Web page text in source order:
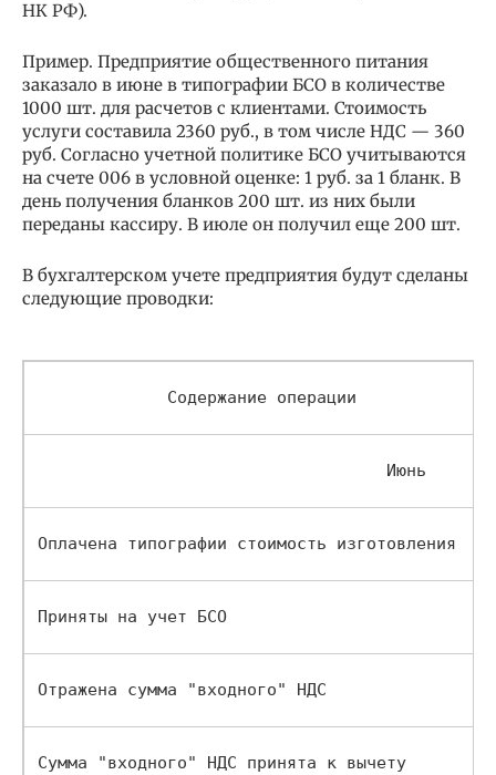
НК РФ).
Пример. Предприятие общественного питания
заказало в июне в типографии БСО в количестве
1000 шт. для расчетов с клиентами. Стоимость
услуги составила 2360 руб., в том числе НДС — 360
руб. Согласно учетной политике БСО учитываются
на счете 006 в условной оценке: 1 руб. за 1 бланк. В
день получения бланков 200 шт. из них были
переданы кассиру. В июле он получил еще 200 шт.
В бухгалтерском учете предприятия будут сделаны
следующие проводки:
             Содержание операции
Оплачена типографии
Приняты на учет БСО
Отражена сумма "входного" НДС
Сумма "входного" НДС принята к вычету